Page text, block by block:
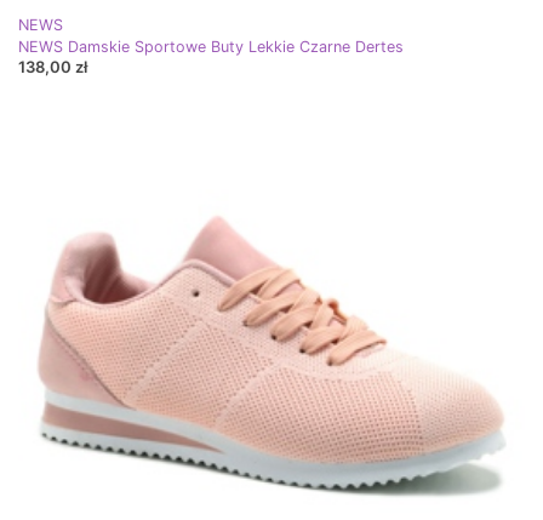
NEWS
NEWS Damskie Sportowe Buty Lekkie Czarne Dertes
138,00 zł